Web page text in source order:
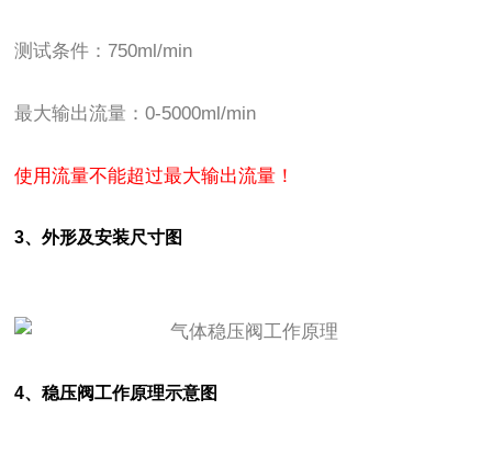
测试条件：750ml/min
最大输出流量：0-5000ml/min
使用流量不能超过最大输出流量！
3、外形及安装尺寸图
4、稳压阀工作原理示意图